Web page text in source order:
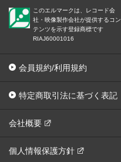
このエルマークは、レコード会
社・映像製作会社が提供するコン
テンツを示す登録商標です
RIAJ60001016
会員規約/利用規約
特定商取引法に基づく表記
会社概要
個人情報保護方針